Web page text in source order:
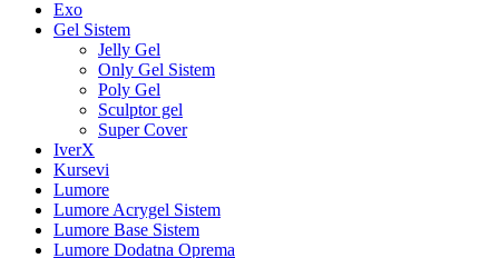
Exo
Gel Sistem
Jelly Gel
Only Gel Sistem
Poly Gel
Sculptor gel
Super Cover
IverX
Kursevi
Lumore
Lumore Acrygel Sistem
Lumore Base Sistem
Lumore Dodatna Oprema